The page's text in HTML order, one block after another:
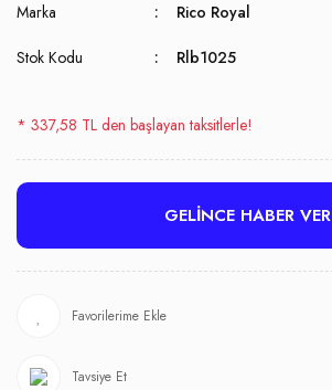
Marka Rico Royal
Stok Kodu Rlb1025
* 337,58 TL den başlayan taksitlerle!
GELİNCE HABER VER
Tavsiye Et